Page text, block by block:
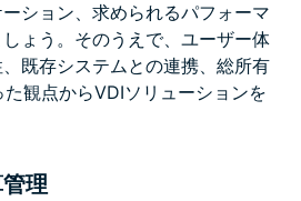
ション、求められるパフォーマ
ょう。そのうえで、ユーザー体
既存システムとの連携、総所有
観点からVDIソリューションを
理